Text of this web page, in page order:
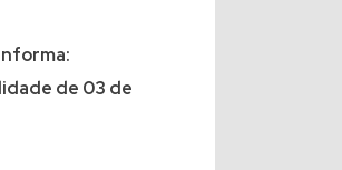
de 03 de